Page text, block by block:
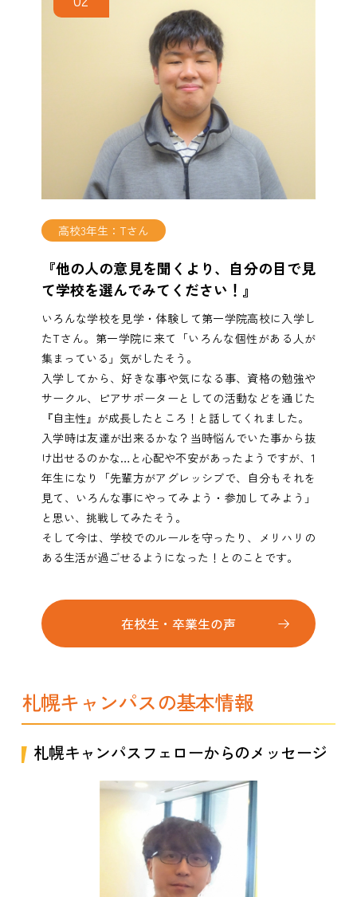
高校3年生：Tさん
『他の人の意見を聞くより、自分の目で見
て学校を選んでみてください！』
いろんな学校を見学・体験して第一学院高校に入学し
たTさん。第一学院に来て「いろんな個性がある人が
集まっている」気がしたそう。
入学してから、好きな事や気になる事、資格の勉強や
サークル、ピアサポーターとしての活動などを通じた
『自主性』が成長したところ！と話してくれました。
入学時は友達が出来るかな？当時悩んでいた事から抜
け出せるのかな…と心配や不安があったようですが、1
年生になり「先輩方がアグレッシブで、自分もそれを
見て、いろんな事にやってみよう・参加してみよう」
と思い、挑戦してみたそう。
そして今は、学校でのルールを守ったり、メリハリの
ある生活が過ごせるようになった！とのことです。
在校生・卒業生の声
札幌キャンパスの基本情報
札幌キャンパスフェローからのメッセージ